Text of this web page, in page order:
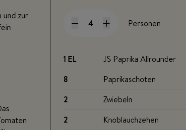
Personen
1 EL
JS Paprika Allrounder
8
Paprikaschoten
2
Zwiebeln
2
Knoblauchzehen
und zur